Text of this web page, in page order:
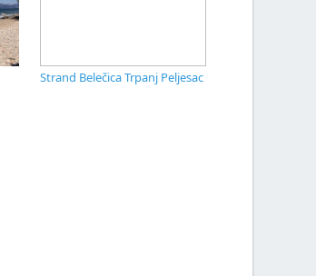
Strand Belečica Trpanj Peljesac